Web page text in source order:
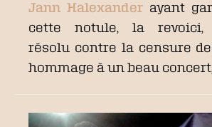
Jann Halexander ayant
cette notule, la revoici,
résolu contre la censure
hommage à un beau